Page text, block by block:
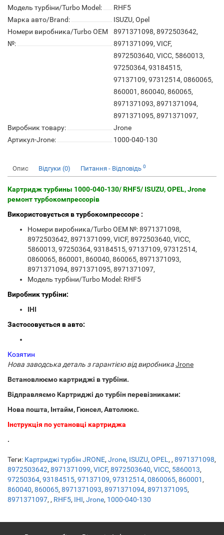
Модель турбіни/Turbo Model:
RHF5
Марка авто/Brand:
ISUZU, Opel
Номери виробника/Turbo OEM
№:
8971371098, 8972503642,
8971371099, VICF,
8972503640, VICC, 5860013,
97250364, 93184515,
97137109, 97312514, 0860065,
860001, 860040, 860065,
8971371093, 8971371094,
8971371095, 8971371097,
Виробник товару:
Jrone
Артикул-Jrone:
1000-040-130
Опис Відгуки (0) Питання - Відповідь 0
Картридж турбины 1000-040-130/ RHF5/ ISUZU, OPEL, Jrone
ремонт турбокомпрессорів
Використовується в турбокомпрессоре :
Номери виробника/Turbo OEM №: 8971371098,
8972503642, 8971371099, VICF, 8972503640, VICC,
5860013, 97250364, 93184515, 97137109, 97312514,
0860065, 860001, 860040, 860065, 8971371093,
8971371094, 8971371095, 8971371097,
Модель турбіни/Turbo Model: RHF5
Виробник турбіни:
IHI
Застосовується в авто:
Козятин
Нова заводська деталь з гарантією від виробникаJrone
Встановлюємо картриджі в турбіни.
Відправляємо Картриджі до турбін перевізниками:
Нова пошта, Інтайм, Гюнсел, Автолюкс.
Інструкція по установці картриджа
.
Теги: Картриджі турбін JRONE, Jrone, ISUZU, OPEL , , 8971371098,
8972503642, 8971371099, VICF, 8972503640, VICC, 5860013,
97250364, 93184515, 97137109, 97312514, 0860065, 860001 ,
860040, 860065, 8971371093, 8971371094, 8971371095,
8971371097, , RHF5, IHI, Jrone, 1000-040-130